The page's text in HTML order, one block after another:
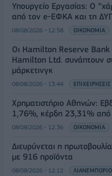
Υπουργείο Εργασίας: Ο
από τον e-ΕΦΚΑ και τη
08/08/2026 - 12:58 ΟΙΚΟΝΟΜΙΑ
Οι Hamilton Reserve Bank
Hamilton Ltd. συνάπτουν
μάρκετινγκ
08/08/2026 - 13:44 ΕΠΙΧΕΙΡΗΣΕΙΣ
Χρηματιστήριο Αθηνών:
1,76%, κέρδη 23,31% από
08/08/2026 - 12:36 ΟΙΚΟΝΟΜΙΑ
Διευρύνεται η
με 916 προϊόντα
08/08/2026 - 12:12 ΛΙΑΝΕΜΠΟΡΙΟ